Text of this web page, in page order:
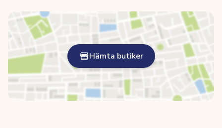
Hämta butiker